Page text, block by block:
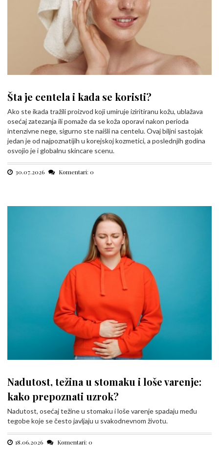
Šta je centela i kada se koristi?
Ako ste ikada tražili proizvod koji umiruje iziritiranu kožu, ublažava
osećaj zatezanja ili pomaže da se koža oporavi nakon perioda
intenzivne nege, sigurno ste naišli na centelu. Ovaj biljni sastojak
jedan je od najpoznatijih u korejskoj kozmetici, a poslednjih godina
osvojio je i globalnu skincare scenu.
30.07.2026 Komentari: 0
Nadutost, težina u stomaku i loše varenje:
kako prepoznati uzrok?
Nadutost, osećaj težine u stomaku i loše varenje spadaju među
tegobe koje se često javljaju u svakodnevnom životu.
18.06.2026 Komentari: 0